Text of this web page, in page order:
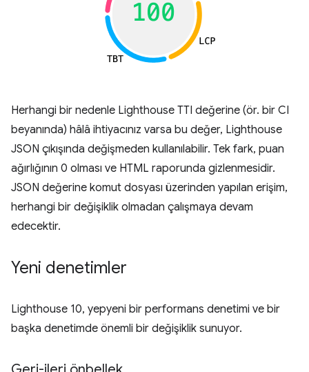
Herhangi bir nedenle Lighthouse TTI değerine (ör. bir CI
beyanında) hâlâ ihtiyacınız varsa bu değer, Lighthouse
JSON çıkışında değişmeden kullanılabilir. Tek fark, puan
ağırlığının 0 olması ve HTML raporunda gizlenmesidir.
JSON değerine komut dosyası üzerinden yapılan erişim,
herhangi bir değişiklik olmadan çalışmaya devam
edecektir.
Yeni denetimler
Lighthouse 10, yepyeni bir performans denetimi ve bir
başka denetimde önemli bir değişiklik sunuyor.